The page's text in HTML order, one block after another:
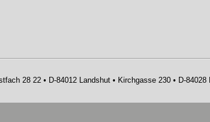
28 22 • D-84012 Landshut • Kirchgasse 230 • D-